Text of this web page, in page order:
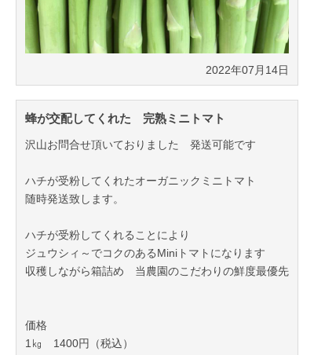
2022年07月14日
蜂が交配してくれた 完熟ミニトマト
沢山お問合せ頂いておりました 発送可能です
ハチが受粉してくれたオーガニックミニトマト
随時発送致します。
ハチが受粉してくれることにより
ジュウシィ～でコクのあるMiniトマトになります
収穫しながら箱詰め 当農園のこだわりの鮮度最優先
価格
1㎏ 1400円（税込）